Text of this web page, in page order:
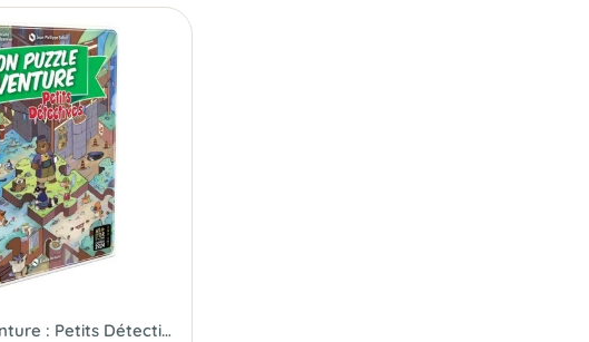
Mon Puzzle Aventure : Petits Détectives